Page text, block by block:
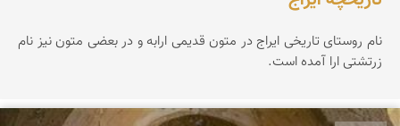
نام روستای تاریخی ایراج در متون قدیمی ارابه و در بعضی متون نیز نام
زرتشتی ارا آمده است.